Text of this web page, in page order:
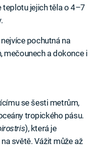
teplotu jejich těla o 4–7
pochutná na
mečounech a dokonce i
se šesti metrům,
tropického pásu.
), která je
světě. Vážit může až